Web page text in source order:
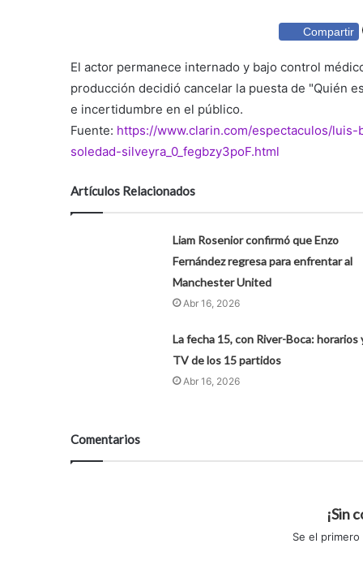
Compartir
El actor permanece internado y bajo control
producción decidió cancelar la puesta de "Quién
e incertidumbre en el público.
Fuente: https://www.clarin.com/espectaculos/
soledad-silveyra_0_fegbzy3poF.html
Artículos Relacionados
Liam Rosenior confirmó que Enzo
Fernández regresa para enfrentar al
Manchester United
Abr 16, 2026
La fecha 15, con River-Boca: horarios
TV de los 15 partidos
Abr 16, 2026
Comentarios
¡Sin
Se el